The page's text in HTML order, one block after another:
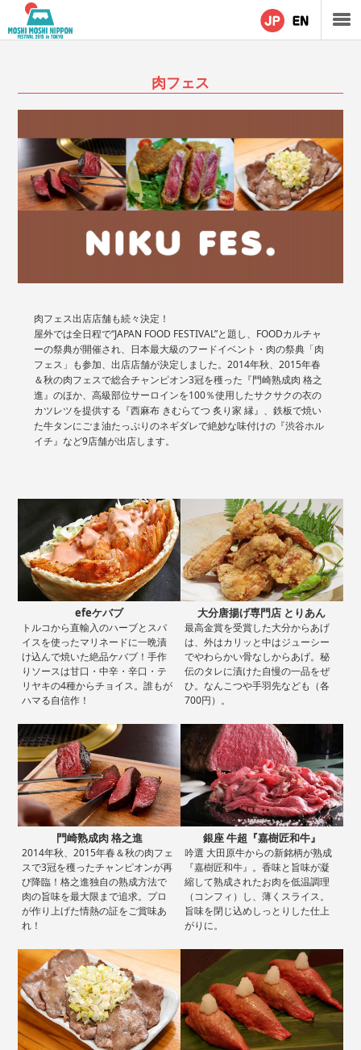
肉フェス
肉フェス出店店舗も続々決定！
屋外では全日程で“JAPAN FOOD FESTIVAL”と題し、FOODカルチャ
ーの祭典が開催され、日本最大級のフードイベント・肉の祭典「肉
フェス」も参加、出店店舗が決定しました。2014年秋、2015年春
＆秋の肉フェスで総合チャンピオン3冠を穫った『門崎熟成肉 格之
進』のほか、高級部位サーロインを100％使用したサクサクの衣の
カツレツを提供する『西麻布 きむらてつ 炙り家 縁』、鉄板で焼い
た牛タンにごま油たっぷりのネギダレで絶妙な味付けの『渋谷ホル
イチ』など9店舗が出店します。
efeケバブ
トルコから直輸入のハーブとスパ
イスを使ったマリネードに一晩漬
け込んで焼いた絶品ケバブ！手作
りソースは甘口・中辛・辛口・テ
リヤキの4種からチョイス。誰もが
ハマる自信作！
大分唐揚げ専門店 とりあん
最高金賞を受賞した大分からあげ
は、外はカリッと中はジューシー
でやわらかい骨なしからあげ。秘
伝のタレに漬けた自慢の一品をぜ
ひ。なんこつや手羽先なども（各
700円）。
門崎熟成肉 格之進
2014年秋、2015年春＆秋の肉フェ
スで3冠を穫ったチャンピオンが再
び降臨！格之進独自の熟成方法で
肉の旨味を最大限まで追求。プロ
が作り上げた情熱の証をご賞味あ
れ！
銀座 牛超『嘉樹匠和牛』
吟選 大田原牛からの新銘柄が熟成
『嘉樹匠和牛』。香味と旨味が凝
縮して熟成されたお肉を低温調理
（コンフィ）し、薄くスライス。
旨味を閉じ込めしっとりした仕上
がりに。